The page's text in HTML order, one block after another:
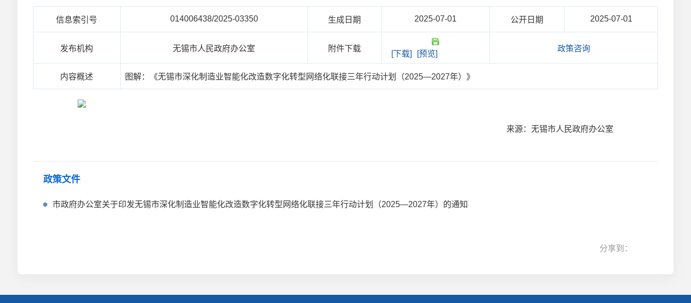
信息索引号 014006438/2025-03350 生成日期 2025-07-01 公开日期 2025-07-01
发布机构 无锡市人民政府办公室 附件下载
[下载] [预览]
政策咨询
内容概述 图解：《无锡市深化制造业智能化改造数字化转型网络化联接三年行动计划（2025—2027年）》
来源：无锡市人民政府办公室
政策文件
市政府办公室关于印发无锡市深化制造业智能化改造数字化转型网络化联接三年行动计划（2025—2027年）的通知
分享到：